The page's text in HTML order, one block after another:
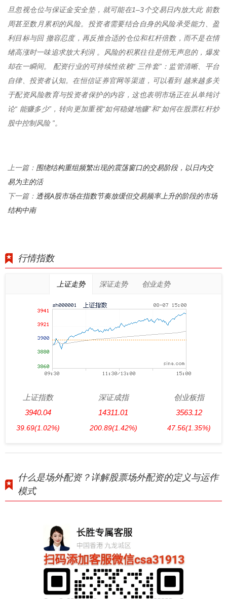
旦忽视仓位与保证金安全垫，就可能在1–3个交易日内放大此 前数
周甚至数月累积的风险。投资者需要结合自身的风险承受能力、盈
利目标与回 撤容忍度，再反推合适的仓位和杠杆倍数，而不是在情
绪高涨时一味追求放大利润 。风险的积累往往是悄无声息的，爆发
却在一瞬间。 配资行业的可持续性依赖“ 三件套”：监管清晰、平台
自律、投资者认知。在恒信证券官网等渠道，可以看到 越来越多关
于配资风险教育与投资者保护的内容，这也表明市场正在从单纯讨
论“ 能赚多少”，转向更加重视“如何稳健地赚”和“如何在股票杠杆炒
股中控制风险 ”。
上一篇： 围绕结构重组频繁出现的震荡窗口的交易阶段，以日内交
易为主的活
下一篇： 透视A股市场在指数节奏放缓但交易频率上升的阶段的市场
结构中南
行情指数
上证走势 深证走势 创业走势
上证指数
3940.04
39.69(1.02%)
深证成指
14311.01
200.89(1.42%)
创业板指
3563.12
47.56(1.35%)
什么是场外配资？详解股票场外配资的定义与运作
模式